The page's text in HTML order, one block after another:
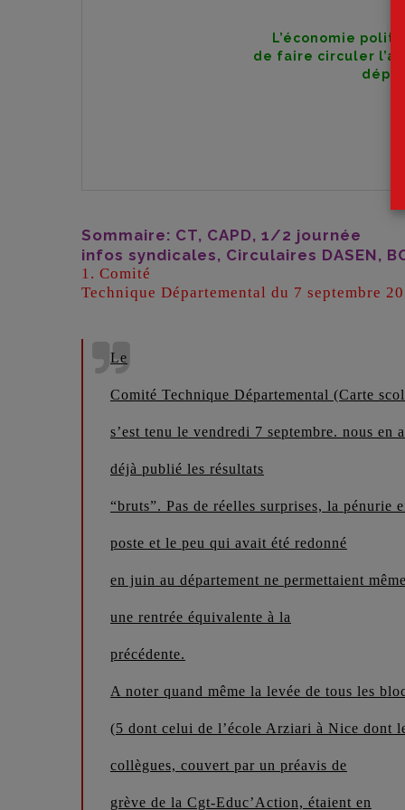
L’économie
de faire circuler
Sommaire: CT, CAPD, 1/2 journée
infos syndicales, Circulaires DASEN,
1. Comité
Technique Départemental du 7 septembre
Le
Comité Technique Départemental (Carte
s’est tenu le vendredi 7 septembre. nous en
déjà publié les résultats
“bruts”. Pas de réelles surprises, la pénurie
poste et le peu qui avait été redonné
en juin au département ne permettaient
une rentrée équivalente à la
précédente.
A noter quand même la levée de tous les
(5 dont celui de l’école Arziari à Nice dont
collègues, couvert par un préavis de
grève de la Cgt-Educ’Action, étaient en